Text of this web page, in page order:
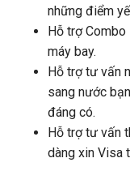
những điểm
Hỗ trợ
máy bay.
Hỗ trợ tư vấn
sang nước
đáng có.
Hỗ trợ tư vấn
dàng xin Visa